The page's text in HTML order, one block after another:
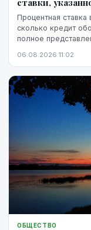
Процентная
сколько кредит
полное
06.08.2026 11:02
ОБЩЕСТВО